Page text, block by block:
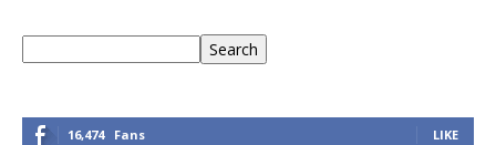
Search
16,474 Fans LIKE